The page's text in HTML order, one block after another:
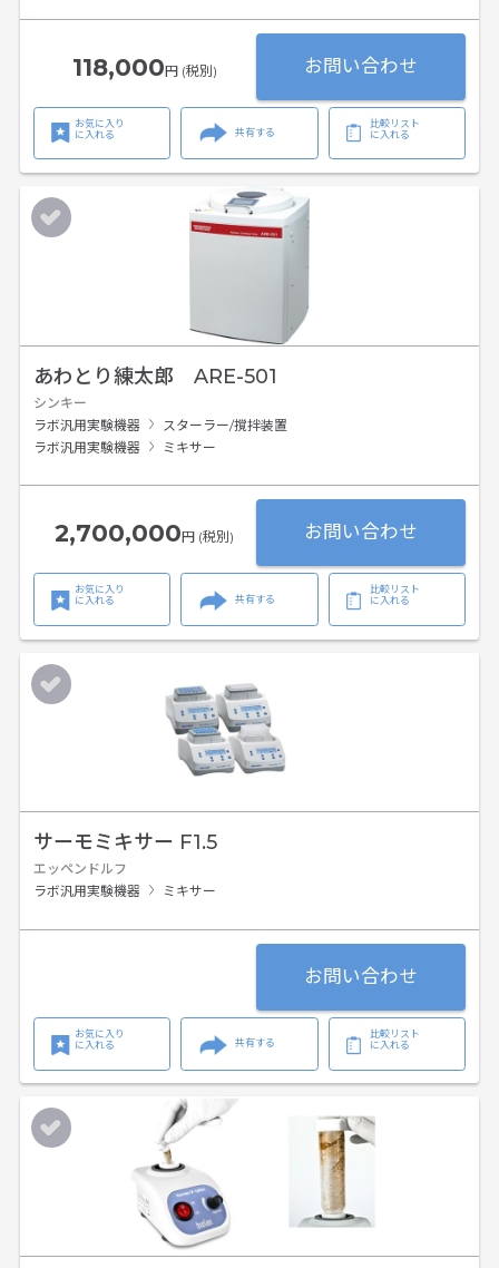
118,000円 (税別) お問い合わせ
お気に入り
に入れる
共有する
比較リスト
に入れる
あわとり練太郎 ARE-501
シンキー
ラボ汎用実験機器
スターラー/撹拌装置
ラボ汎用実験機器
ミキサー
2,700,000円 (税別) お問い合わせ
お気に入り
に入れる
共有する
比較リスト
に入れる
サーモミキサー F1.5
エッペンドルフ
ラボ汎用実験機器
ミキサー
お問い合わせ
お気に入り
に入れる
共有する
比較リスト
に入れる